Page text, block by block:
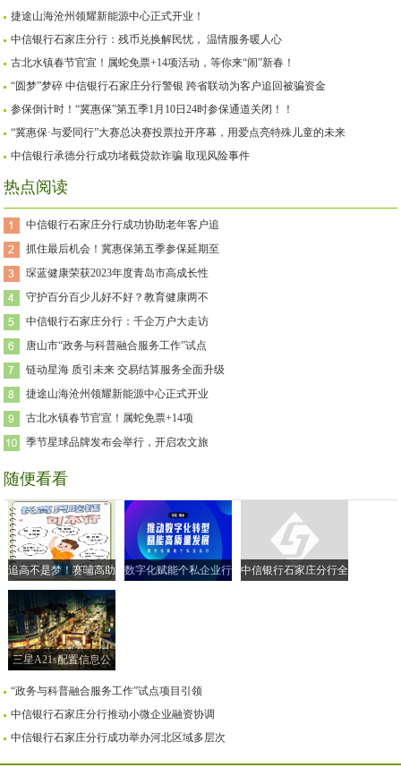
捷途山海沧州领耀新能源中心正式开业！
中信银行石家庄分行：残币兑换解民忧， 温情服务暖人心
古北水镇春节官宣！属蛇免票+14项活动，等你来“闹”新春！
“圆梦”梦碎 中信银行石家庄分行警银 跨省联动为客户追回被骗资金
参保倒计时！“冀惠保”第五季1月10日24时参保通道关闭！！
“冀惠保·与爱同行”大赛总决赛投票拉开序幕，用爱点亮特殊儿童的未来
中信银行承德分行成功堵截贷款诈骗 取现风险事件
热点阅读
中信银行石家庄分行成功协助老年客户追
抓住最后机会！冀惠保第五季参保延期至
琛蓝健康荣获2023年度青岛市高成长性
守护百分百少儿好不好？教育健康两不
中信银行石家庄分行：千企万户大走访
唐山市“政务与科普融合服务工作”试点
链动星海 质引未来 交易结算服务全面升级
捷途山海沧州领耀新能源中心正式开业
古北水镇春节官宣！属蛇免票+14项
季节星球品牌发布会举行，开启农文旅
随便看看
追高不是梦！赛哺高助
力实现孩子的“黄金身
高”
数字化赋能个私企业行
中信银行石家庄分行全
三星A21s配置信息公
“政务与科普融合服务工作”试点项目引领
中信银行石家庄分行推动小微企业融资协调
中信银行石家庄分行成功举办河北区域多层次